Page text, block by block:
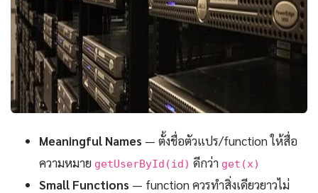
Meaningful Names — ตั้งชื่อตัวแปร/function ให้สื่อ
ความหมาย getUserById(id) ดีกว่า get(x)
Small Functions — function ควรทำสิ่งเดียวยาวไม่